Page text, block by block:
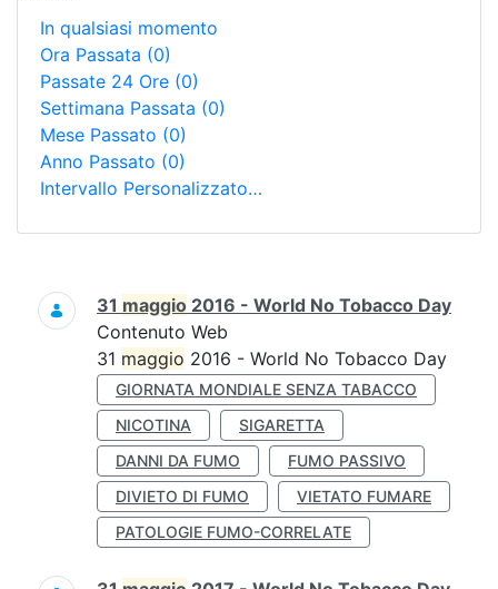
In qualsiasi momento
Ora Passata (0)
Passate 24 Ore (0)
Settimana Passata (0)
Mese Passato (0)
Anno Passato (0)
Intervallo Personalizzato…
Ricerca
31 maggio 2016 - World No Tobacco Day
Contenuto Web
31 maggio 2016 - World No Tobacco Day
GIORNATA MONDIALE SENZA TABACCO
NICOTINA
SIGARETTA
DANNI DA FUMO
FUMO PASSIVO
DIVIETO DI FUMO
VIETATO FUMARE
PATOLOGIE FUMO-CORRELATE